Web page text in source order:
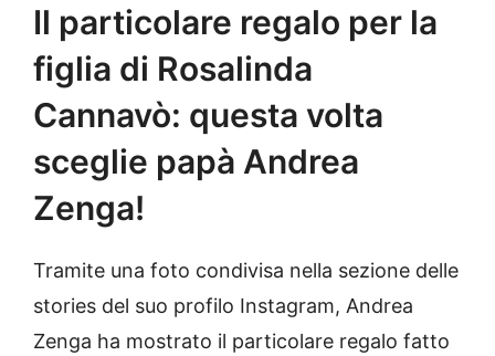
Il particolare regalo per la
figlia di Rosalinda
Cannavò: questa volta
sceglie papà Andrea
Zenga!
Tramite una foto condivisa nella sezione delle
stories del suo profilo Instagram, Andrea
Zenga ha mostrato il particolare regalo fatto